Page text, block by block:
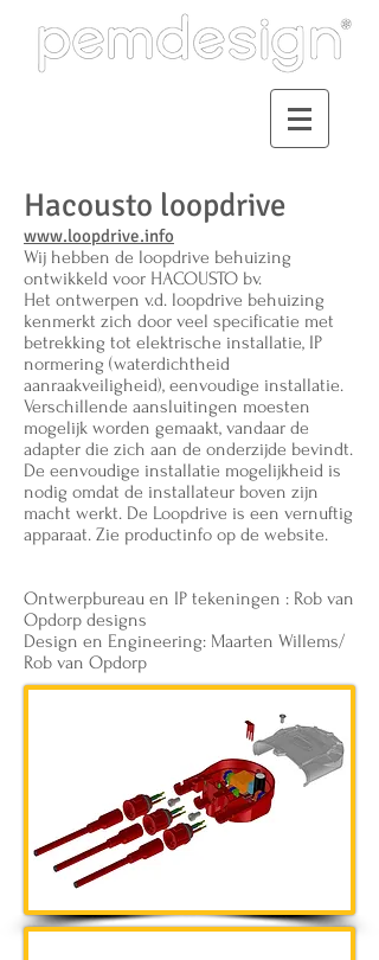
Design Engineering
Hacousto loopdrive
www.loopdrive.info
Wij hebben de loopdrive behuizing
ontwikkeld voor HACOUSTO bv.
Het ontwerpen v.d. loopdrive behuizing
kenmerkt zich door veel specificatie met
betrekking tot elektrische installatie, IP
normering (waterdichtheid
aanraakveiligheid), eenvoudige installatie.
Verschillende aansluitingen moesten
mogelijk worden gemaakt, vandaar de
adapter die zich aan de onderzijde bevindt.
De eenvoudige installatie mogelijkheid is
nodig omdat de installateur boven zijn
macht werkt. De Loopdrive is een vernuftig
apparaat. Zie productinfo op de website.
Ontwerpbureau en IP tekeningen : Rob van
Opdorp designs
Design en Engineering: Maarten Willems/
Rob van Opdorp